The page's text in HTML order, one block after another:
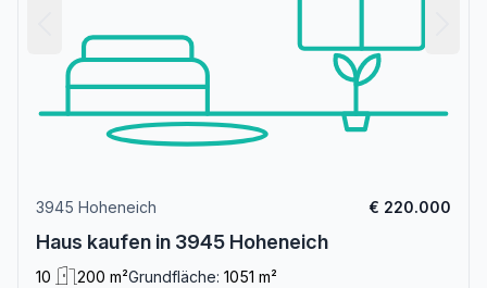
3945 Hoheneich € 220.000
Haus kaufen in 3945 Hoheneich
10 200 m²Grundfläche: 1051 m²